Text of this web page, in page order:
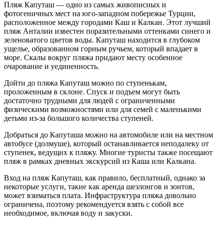
Пляж Капуташ — одно из самых живописных и
фотогеничных мест на юго-западном побережье Турции,
расположенное между городами Каш и Калкан. Этот лучший
пляж Анталии известен поразительными оттенками синего и
зеленоватого цветов воды. Капуташ находится в глубоком
ущелье, образованном горным ручьем, который впадает в
море. Скалы вокруг пляжа придают месту особенное
очарование и уединенность.
Дойти до пляжа Капуташ можно по ступенькам,
проложенным в склоне. Спуск и подъем могут быть
достаточно трудными для людей с ограниченными
физическими возможностями или для семей с маленькими
детьми из-за большого количества ступеней.
Добраться до Капуташа можно на автомобиле или на местном
автобусе (долмуше), который останавливается неподалеку от
ступенек, ведущих к пляжу. Многие туристы также посещают
пляж в рамках дневных экскурсий из Каша или Калкана.
Вход на пляж Капуташ, как правило, бесплатный, однако за
некоторые услуги, такие как аренда шезлонгов и зонтов,
может взиматься плата. Инфраструктура пляжа довольно
ограничена, поэтому рекомендуется взять с собой все
необходимое, включая воду и закуски.